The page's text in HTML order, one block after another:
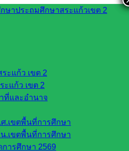
ะแก้ว เขต 2
แก้ว เขต 2
ที่และอำนาจ
.เขตพื้นที่การศึกษา
.เขตพื้นที่การศึกษา
ารศึกษา 2569
ชการครูและบุคลากรทางการ
ยบข้าราชการครูและ
ษา พ.ศ. 2547
ม 8, 2021
web2021_admin